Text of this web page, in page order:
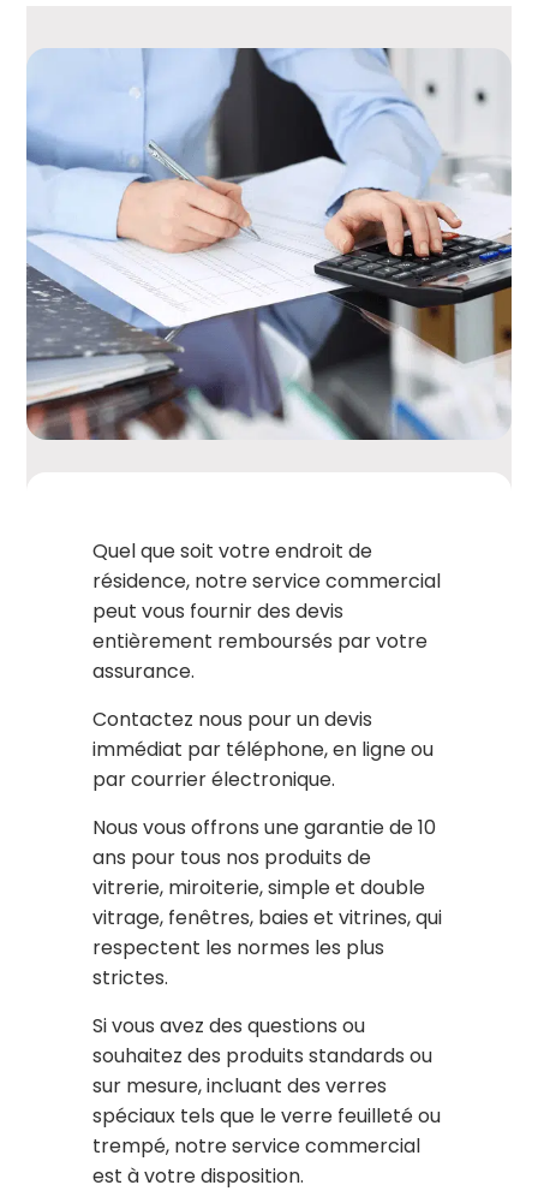
Quel que soit votre endroit de
résidence, notre service commercial
peut vous fournir des devis
entièrement remboursés par votre
assurance.
Contactez nous pour un devis
immédiat par téléphone, en ligne ou
par courrier électronique.
Nous vous offrons une garantie de 10
ans pour tous nos produits de
vitrerie, miroiterie, simple et double
vitrage, fenêtres, baies et vitrines, qui
respectent les normes les plus
strictes.
Si vous avez des questions ou
souhaitez des produits standards ou
sur mesure, incluant des verres
spéciaux tels que le verre feuilleté ou
trempé, notre service commercial
est à votre disposition.